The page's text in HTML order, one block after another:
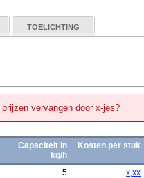
TOELICHTING
vervangen door x-jes?
Capaciteit in
kg/h
Kosten per stuk
5
x,xx